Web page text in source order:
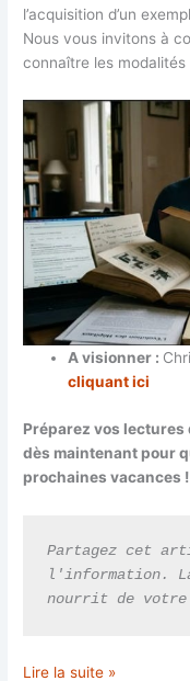
l’acquisition d’un
Nous vous invitons à
connaître les
A visionner :
cliquant ici
Préparez vos lectures
dès maintenant pour
prochaines vacances !
Partagez cet
l'information.
nourrit de votre
L’histoire
Lire la suite »